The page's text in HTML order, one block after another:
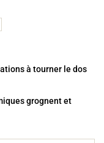
à tourner le dos
grognent et